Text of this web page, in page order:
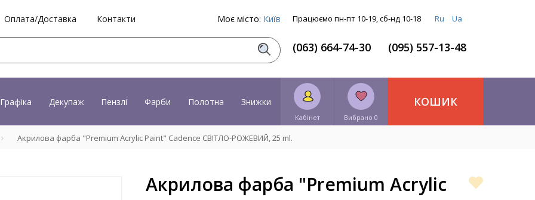
Оплата/Доставка Контакти Моє місто: Київ Працюємо пн-пт 10-19, сб-нд 10-18 Ru Ua
(063) 664-74-30 (095) 557-13-48
Графіка Декупаж Пензлі Фарби Полотна Знижки
Кабінет Вибрано 0
КОШИК
Акрилова фарба "Premium Acrylic Paint" Cadence СВІТЛО-РОЖЕВИЙ, 25 ml.
Акрилова фарба "Premium Acrylic